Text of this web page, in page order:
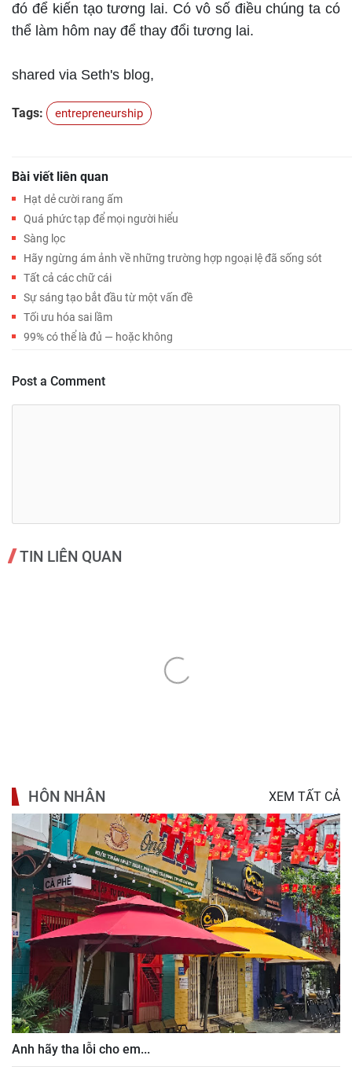
đó để kiến ​​tạo tương lai. Có vô số điều chúng ta có
thể làm hôm nay để thay đổi tương lai.
shared via Seth's blog,
Tags: entrepreneurship
Bài viết liên quan
Hạt dẻ cười rang ấm
Quá phức tạp để mọi người hiểu
Sàng lọc
Hãy ngừng ám ảnh về những trường hợp ngoại lệ đã sống sót
Tất cả các chữ cái
Sự sáng tạo bắt đầu từ một vấn đề
Tối ưu hóa sai lầm
99% có thể là đủ — hoặc không
Post a Comment
TIN LIÊN QUAN
HÔN NHÂN XEM TẤT CẢ
Anh hãy tha lỗi cho em...